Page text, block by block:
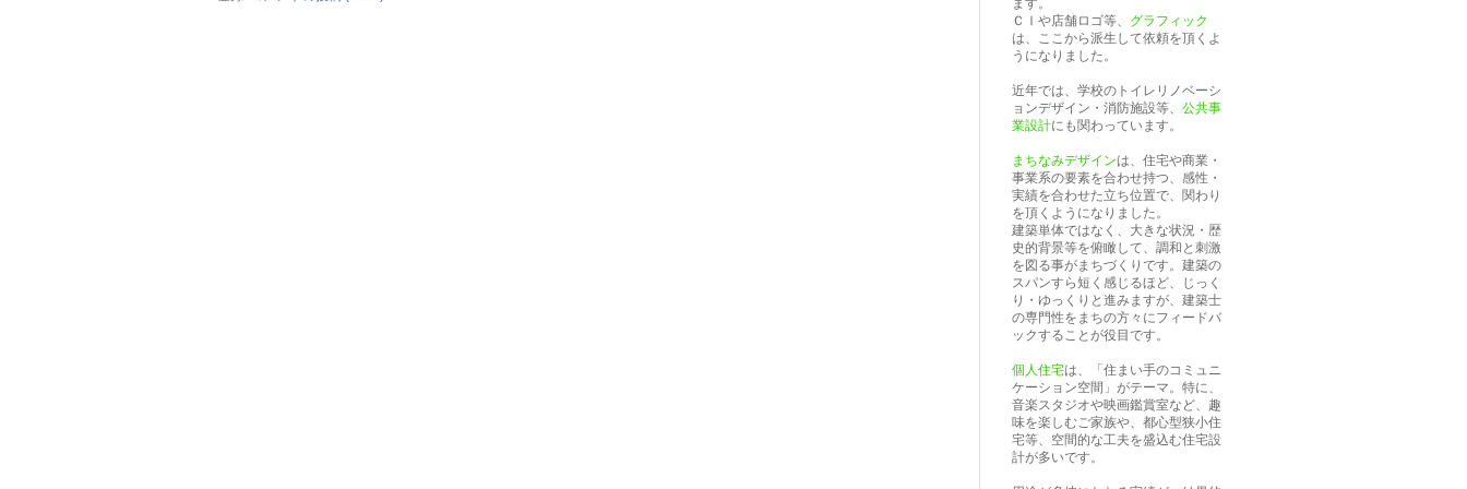
ます。
ＣＩや店舗ロゴ等、 グラフィック
は、ここから派生して依頼を頂くよ
うになりました。
近年では、学校のトイレリノベーシ
ョンデザイン・消防施設等、 公共事
業設計にも関わっています。
まちなみデザインは、住宅や商業・
事業系の要素を合わせ持つ、感性・
実績を合わせた立ち位置で、関わり
を頂くようになりました。
建築単体ではなく、大きな状況・歴
史的背景等を俯瞰して、調和と刺激
を図る事がまちづくりです。建築の
スパンすら短く感じるほど、じっく
り・ゆっくりと進みますが、建築士
の専門性をまちの方々にフィードバ
ックすることが役目です。
個人住宅は、「住まい手のコミュニ
ケーション空間」がテーマ。特に、
音楽スタジオや映画鑑賞室など、趣
味を楽しむご家族や、都心型狭小住
宅等、空間的な工夫を盛込む住宅設
計が多いです。